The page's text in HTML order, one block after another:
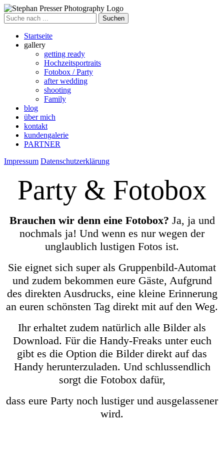
Suche
nach
Startseite
gallery
getting ready
Hochzeitsportraits
Fotobox / Party
after wedding
shooting
Family
blog
über mich
kontakt
kundengalerie
PARTNER
Impressum Datenschutzerklärung
Party & Fotobox
Brauchen wir denn eine Fotobox? Ja, ja und
nochmals ja! Und wenn es nur wegen der
unglaublich lustigen Fotos ist.
Sie eignet sich super als Gruppenbild-Automat
und zudem bekommen eure Gäste, Aufgrund
des direkten Ausdrucks, eine kleine Erinnerung
an euren schönsten Tag direkt mit auf den Weg.
Ihr erhaltet zudem natürlich alle Bilder als
Download. Für die Handy-Freaks unter euch
gibt es die Option die Bilder direkt auf das
Handy herunterzuladen. Und schlussendlich
sorgt die Fotobox dafür,
dass eure Party noch lustiger und ausgelassener
wird.